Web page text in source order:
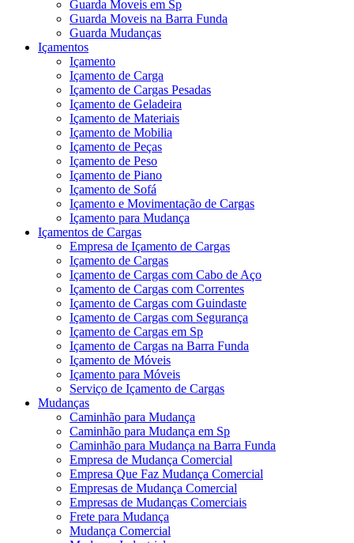
Guarda Moveis em Sp
Guarda Moveis na Barra Funda
Guarda Mudanças
Içamentos
Içamento
Içamento de Carga
Içamento de Cargas Pesadas
Içamento de Geladeira
Içamento de Materiais
Içamento de Mobilia
Içamento de Peças
Içamento de Peso
Içamento de Piano
Içamento de Sofá
Içamento e Movimentação de Cargas
Içamento para Mudança
Içamentos de Cargas
Empresa de Içamento de Cargas
Içamento de Cargas
Içamento de Cargas com Cabo de Aço
Içamento de Cargas com Correntes
Içamento de Cargas com Guindaste
Içamento de Cargas com Segurança
Içamento de Cargas em Sp
Içamento de Cargas na Barra Funda
Içamento de Móveis
Içamento para Móveis
Serviço de Içamento de Cargas
Mudanças
Caminhão para Mudança
Caminhão para Mudança em Sp
Caminhão para Mudança na Barra Funda
Empresa de Mudança Comercial
Empresa Que Faz Mudança Comercial
Empresas de Mudança Comercial
Empresas de Mudanças Comerciais
Frete para Mudança
Mudança Comercial